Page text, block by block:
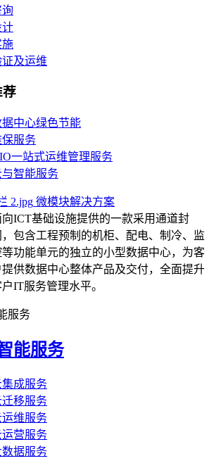
询
计
施
证及运维
荐
据中心绿色节能
保服务
一站式运维管理服务
与智能服务
微模块解决方案
向ICT基础设施提供的一款采用通道封
，包含工程预制的机柜、配电、制冷、监
等功能单元的独立的小型数据中心，为客
提供数据中心整体产品及交付，全面提升
IT服务管理水平。
服务
能服务
集成服务
迁移服务
运维服务
运营服务
数据服务